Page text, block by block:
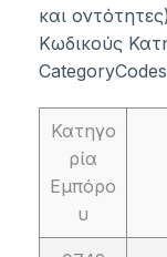
και
Κωδικούς
Κατηγο
ρία
Εμπόρο
υ